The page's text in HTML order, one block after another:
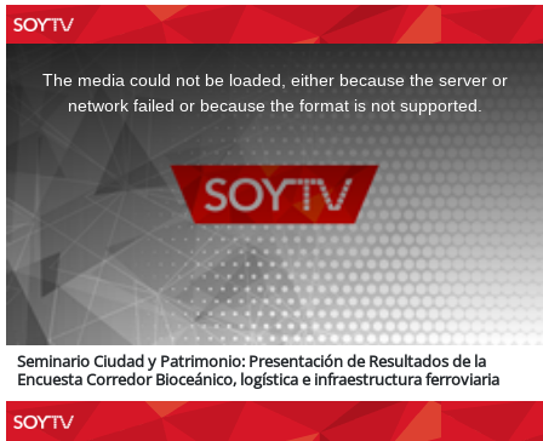
The media could not be loaded, either because the server or
network failed or because the format is not supported.
Seminario Ciudad y Patrimonio: Presentación de Resultados de la
Encuesta Corredor Bioceánico, logística e infraestructura ferroviaria